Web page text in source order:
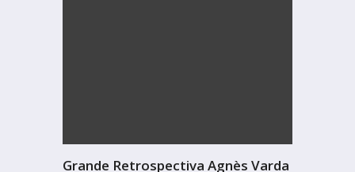
Grande Retrospectiva Agnès Varda